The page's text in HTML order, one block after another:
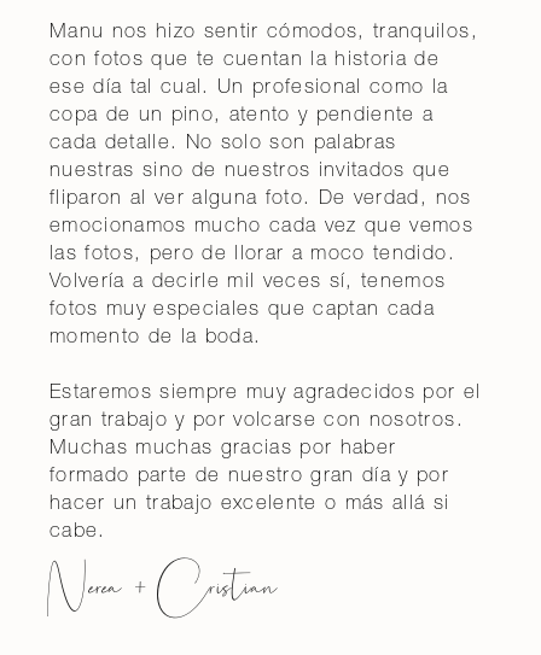
Manu nos hizo sentir cómodos, tranquilos,
con fotos que te cuentan la historia de
ese día tal cual. Un profesional como la
copa de un pino, atento y pendiente a
cada detalle. No solo son palabras
nuestras sino de nuestros invitados que
fliparon al ver alguna foto. De verdad, nos
emocionamos mucho cada vez que vemos
las fotos, pero de llorar a moco tendido.
Volvería a decirle mil veces sí, tenemos
fotos muy especiales que captan cada
momento de la boda.
Estaremos siempre muy agradecidos por el
gran trabajo y por volcarse con nosotros.
Muchas muchas gracias por haber
formado parte de nuestro gran día y por
hacer un trabajo excelente o más allá si
cabe.
Nerea + Cristian